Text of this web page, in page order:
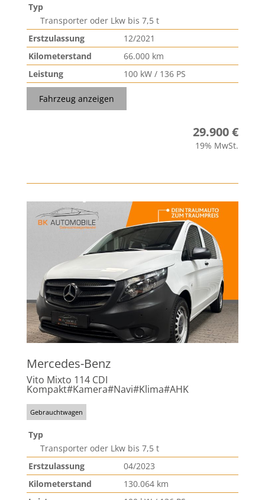
Typ
Transporter oder Lkw bis 7,5 t
Erstzulassung
12/2021
Kilometerstand
66.000 km
Leistung
100 kW / 136 PS
Fahrzeug anzeigen
29.900 €
19% MwSt.
Mercedes-Benz
Vito Mixto 114 CDI
Kompakt#Kamera#Navi#Klima#AHK
Gebrauchtwagen
Typ
Transporter oder Lkw bis 7,5 t
Erstzulassung
04/2023
Kilometerstand
130.064 km